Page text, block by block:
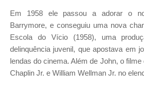
Em 1958 ele passou a adorar o
Barrymore, e conseguiu uma nova
Escola do Vício (1958), uma
delinquência juvenil, que apostava em
lendas do cinema. Além de John, o
Chaplin Jr. e William Wellman Jr. no